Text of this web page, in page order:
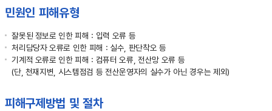
민원인 피해유형
잘못된 정보로 인한 피해 : 입력 오류 등
처리담당자 오류로 인한 피해 : 실수, 판단착오 등
기계적 오류로 인한 피해 : 컴퓨터 오류, 전산망 오류 등
(단, 천재지변, 시스템점검 등 전산운영자의 실수가 아닌 경우는 제외)
피해구제방법 및 절차